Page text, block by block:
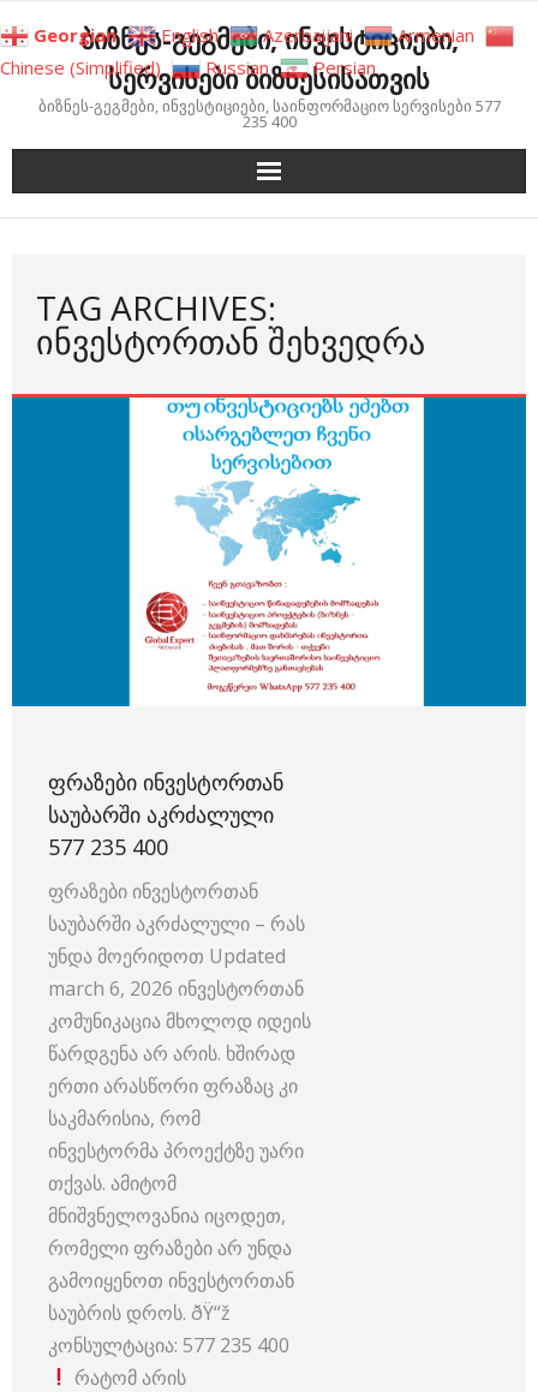
to
content
ბიზნეს-გეგმები, ინვესტიციები,
სერვისები ბიზნესისათვის
ბიზნეს-გეგმები, ინვესტიციები, საინფორმაციო სერვისები 577
235 400
TAG ARCHIVES:
ᲘᲜᲕᲔᲡᲢᲝᲠᲗᲐᲜ ᲨᲔᲮᲕᲔᲓᲠᲐ
ᲤᲠᲐᲖᲔᲑᲘ ᲘᲜᲕᲔᲡᲢᲝᲠᲗᲐᲜ
ᲡᲐᲣᲑᲐᲠᲨᲘ ᲐᲙᲠᲫᲐᲚᲣᲚᲘ
577 235 400
ფრაზები ინვესტორთან
საუბარში აკრძალული – რას
უნდა მოერიდოთ Updated
march 6, 2026 ინვესტორთან
კომუნიკაცია მხოლოდ იდეის
წარდგენა არ არის. ხშირად
ერთი არასწორი ფრაზაც კი
საკმარისია, რომ
ინვესტორმა პროექტზე უარი
თქვას. ამიტომ
მნიშვნელოვანია იცოდეთ,
რომელი ფრაზები არ უნდა
გამოიყენოთ ინვესტორთან
საუბრის დროს. ðŸ“ž
კონსულტაცია: 577 235 400
რატომ არის
Georgian English Azerbaijani
Armenian
Chinese (Simplified)
Russian Persian